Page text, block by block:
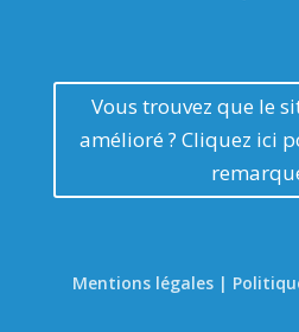
Vous trouvez que le
amélioré ? Cliquez ici
Mentions légales |